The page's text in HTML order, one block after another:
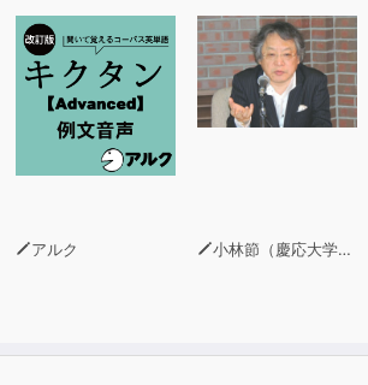
第6章 データマネジメント 実行層
第7章 データマネジメント 組織とヒト層
アルク 小林節（慶応大学法学部教授・弁護士）